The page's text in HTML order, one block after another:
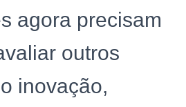
agora precisam
outros
inovação,